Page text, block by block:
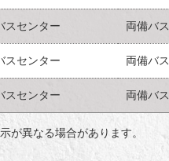
スセンター 両備バス
スセンター 両備バス
スセンター 両備バス
が異なる場合があります。